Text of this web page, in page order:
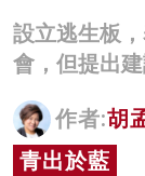
商業
科技
影片
設立逃生板
會，但提出
作者:胡
青出於藍